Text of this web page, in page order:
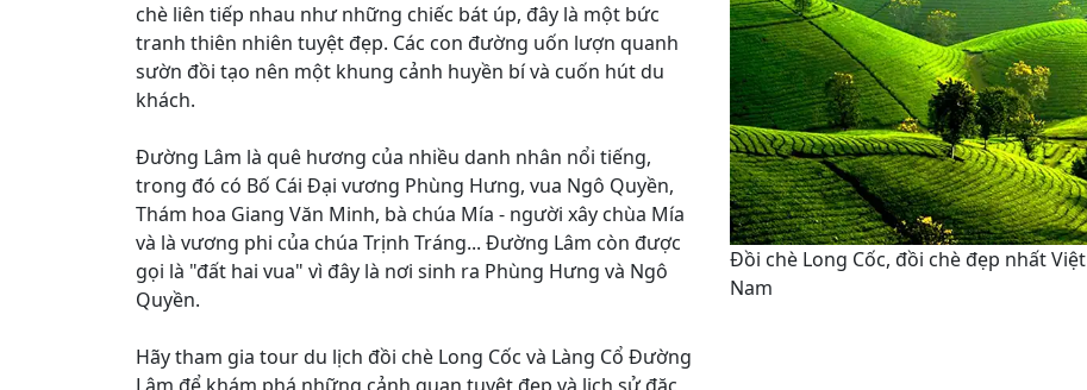
chè liên tiếp nhau như những chiếc bát úp, đây là một bức
tranh thiên nhiên tuyệt đẹp. Các con đường uốn lượn quanh
sườn đồi tạo nên một khung cảnh huyền bí và cuốn hút du
khách.
Đường Lâm là quê hương của nhiều danh nhân nổi tiếng,
trong đó có Bố Cái Đại vương Phùng Hưng, vua Ngô Quyền,
Thám hoa Giang Văn Minh, bà chúa Mía - người xây chùa Mía
và là vương phi của chúa Trịnh Tráng... Đường Lâm còn được
gọi là "đất hai vua" vì đây là nơi sinh ra Phùng Hưng và Ngô
Quyền.
Hãy tham gia tour du lịch đồi chè Long Cốc và Làng Cổ Đường
Đồi chè Long Cốc, đồi chè đẹp nhất Việt
Nam